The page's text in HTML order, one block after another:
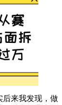
后来我发现，做